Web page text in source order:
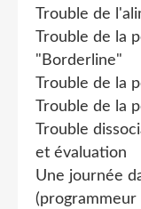
Trouble de
Trouble de la
"Borderline"
Trouble de la
Trouble de la
Trouble
et évaluation
Une journée
(programmeur